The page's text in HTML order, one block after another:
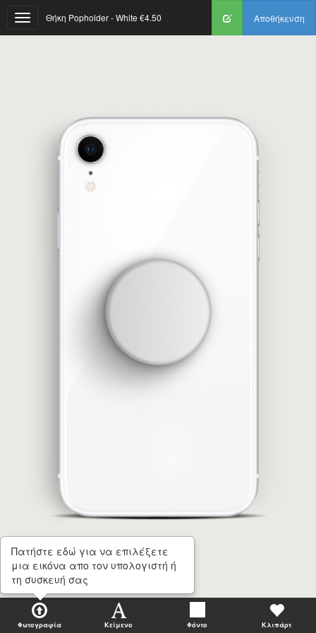
Αποθήκευση
Θήκη Popholder - White €4.50
Φωτογραφία
Πατήστε εδώ για να επιλέξετε
μια εικόνα απο τον υπολογιστή ή
τη συσκευή σας
Κείμενο Φόντο Κλιπάρτ